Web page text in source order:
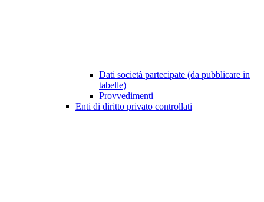
Dati società partecipate (da pubblicare in
tabelle)
Provvedimenti
Enti di diritto privato controllati